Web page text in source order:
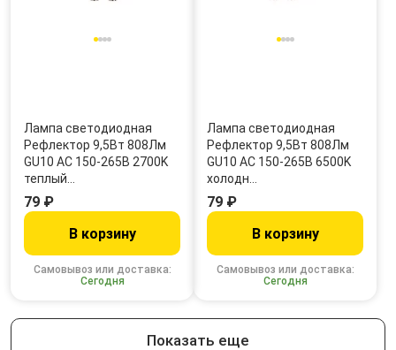
Лампа светодиодная
Рефлектор 9,5Вт 808Лм
GU10 AC 150-265В 2700K
теплый…
Самовывоз или доставка:
Сегодня
79 ₽
В корзину
Лампа светодиодная
Рефлектор 9,5Вт 808Лм
GU10 AC 150-265В 6500K
холодн…
Самовывоз или доставка:
Сегодня
79 ₽
В корзину
Показать еще